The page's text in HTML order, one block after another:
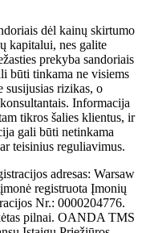
dėl kainų skirtumo
kapitalui, nes galite
prekyba sandoriais
būti tinkama ne visiems
susijusias rizikas, o
Informacija
tikros šalies klientus, ir
gali būti netinkama
teisinius reguliavimus.
adresas: Warsaw
registruota Įmonių
Nr.: 0000204776.
pilnai. OANDA TMS